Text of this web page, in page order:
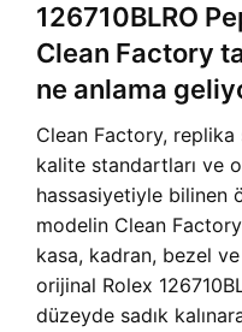
126710BLRO
Clean Factory
ne anlama
Clean Factory,
kalite standartları ve
hassasiyetiyle bilinen
modelin Clean
kasa, kadran, bezel
orijinal Rolex
düzeyde sadık